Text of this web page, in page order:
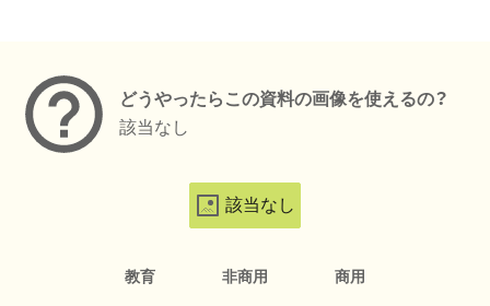
どうやったらこの資料の画像を使えるの？
該当なし
該当なし
教育 非商用 商用